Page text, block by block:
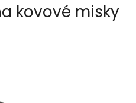
kovové misky